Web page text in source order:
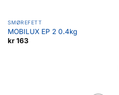
SMØREFETT
MOBILUX EP 2 0.4kg
kr163